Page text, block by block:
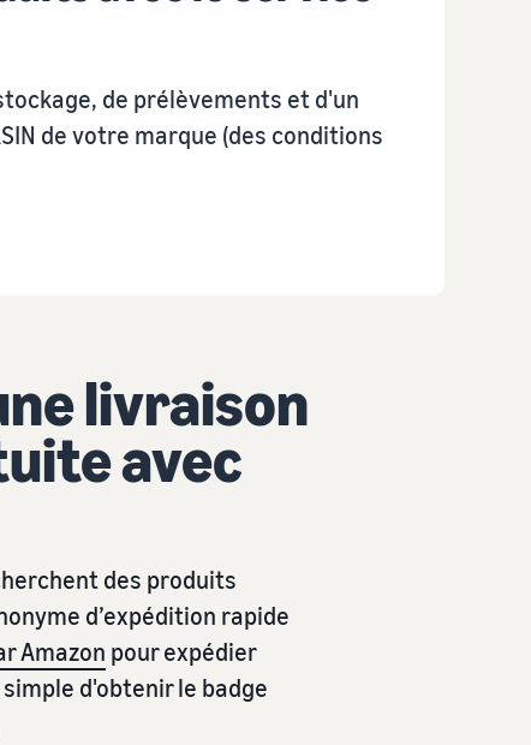
de prélèvements et d'un
de votre marque (des conditions
livraison
avec
des produits
d’expédition rapide
Amazon pour expédier
d'obtenir le badge